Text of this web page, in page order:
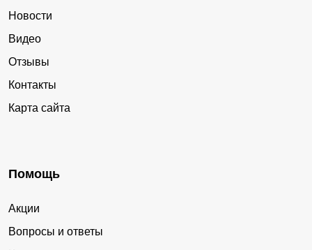
Новости
Видео
Отзывы
Контакты
Карта сайта
Помощь
Акции
Вопросы и ответы